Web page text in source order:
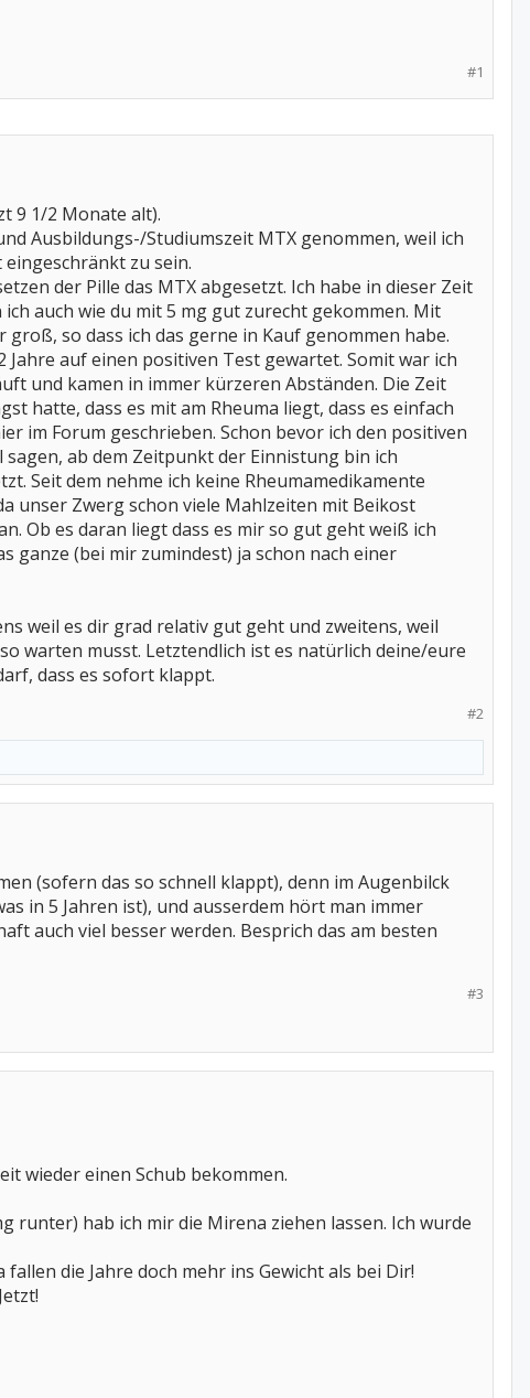
#1
9 1/2 Monate alt).
Ausbildungs-/Studiumszeit MTX genommen, weil ich
zu sein.
der Pille das MTX abgesetzt. Ich habe in dieser Zeit
auch wie du mit 5 mg gut zurecht gekommen. Mit
so dass ich das gerne in Kauf genommen habe.
auf einen positiven Test gewartet. Somit war ich
und kamen in immer kürzeren Abständen. Die Zeit
hatte, dass es mit am Rheuma liegt, dass es einfach
im Forum geschrieben. Schon bevor ich den positiven
ab dem Zeitpunkt der Einnistung bin ich
Seit dem nehme ich keine Rheumamedikamente
unser Zwerg schon viele Mahlzeiten mit Beikost
Ob es daran liegt dass es mir so gut geht weiß ich
ganze (bei mir zumindest) ja schon nach einer
weil es dir grad relativ gut geht und zweitens, weil
warten musst. Letztendlich ist es natürlich deine/eure
dass es sofort klappt.
#2
(sofern das so schnell klappt), denn im Augenbilck
in 5 Jahren ist), und ausserdem hört man immer
auch viel besser werden. Besprich das am besten
#3
wieder einen Schub bekommen.
runter) hab ich mir die Mirena ziehen lassen. Ich wurde
die Jahre doch mehr ins Gewicht als bei Dir!